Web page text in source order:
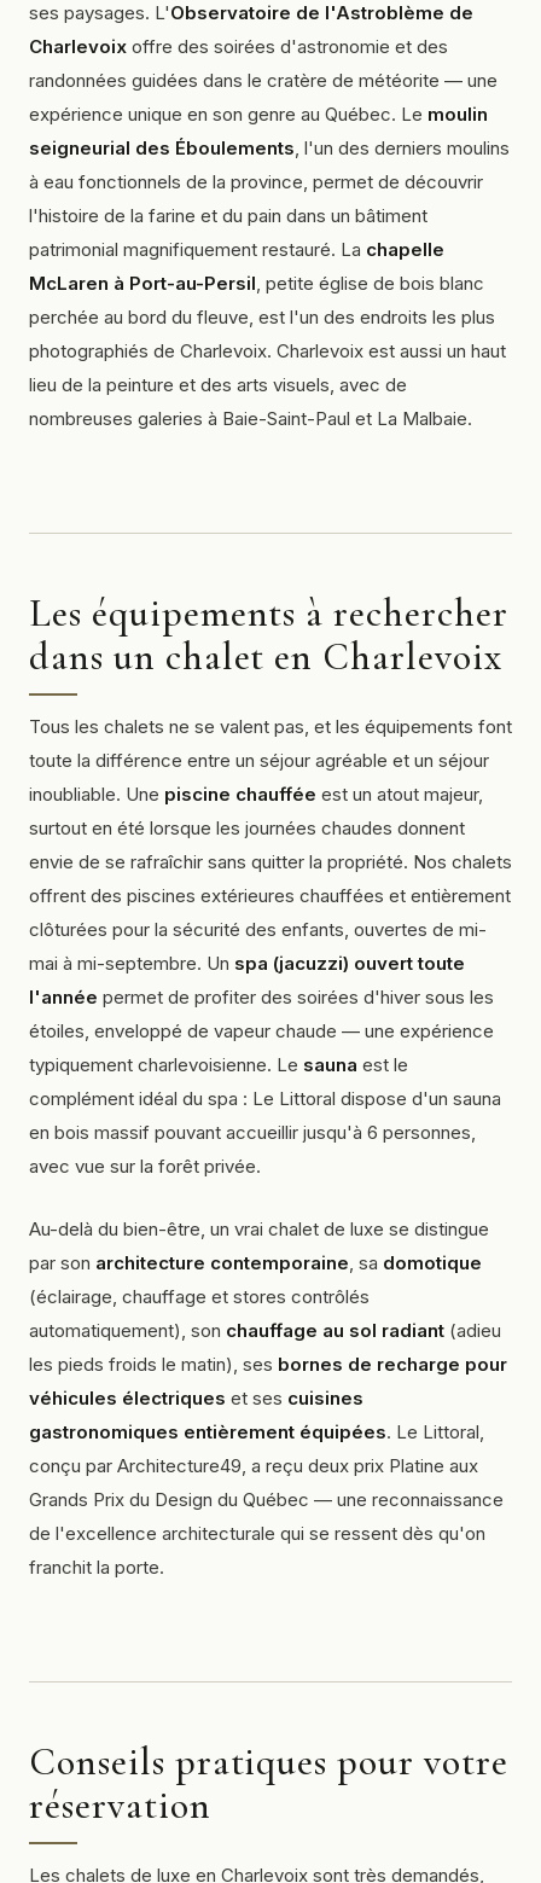
ses paysages. L'Observatoire de l'Astroblème de
Charlevoix offre des soirées d'astronomie et des
randonnées guidées dans le cratère de météorite — une
expérience unique en son genre au Québec. Le moulin
seigneurial des Éboulements, l'un des derniers moulins
à eau fonctionnels de la province, permet de découvrir
l'histoire de la farine et du pain dans un bâtiment
patrimonial magnifiquement restauré. La chapelle
McLaren à Port-au-Persil, petite église de bois blanc
perchée au bord du fleuve, est l'un des endroits les plus
photographiés de Charlevoix. Charlevoix est aussi un haut
lieu de la peinture et des arts visuels, avec de
nombreuses galeries à Baie-Saint-Paul et La Malbaie.
Les équipements à rechercher
dans un chalet en Charlevoix
Tous les chalets ne se valent pas, et les équipements font
toute la différence entre un séjour agréable et un séjour
inoubliable. Une piscine chauffée est un atout majeur,
surtout en été lorsque les journées chaudes donnent
envie de se rafraîchir sans quitter la propriété. Nos chalets
offrent des piscines extérieures chauffées et entièrement
clôturées pour la sécurité des enfants, ouvertes de mi-
mai à mi-septembre. Un spa (jacuzzi) ouvert toute
l'année permet de profiter des soirées d'hiver sous les
étoiles, enveloppé de vapeur chaude — une expérience
typiquement charlevoisienne. Le sauna est le
complément idéal du spa : Le Littoral dispose d'un sauna
en bois massif pouvant accueillir jusqu'à 6 personnes,
avec vue sur la forêt privée.
Au-delà du bien-être, un vrai chalet de luxe se distingue
par son architecture contemporaine, sa domotique
(éclairage, chauffage et stores contrôlés
automatiquement), son chauffage au sol radiant (adieu
les pieds froids le matin), ses bornes de recharge pour
véhicules électriques et ses cuisines
gastronomiques entièrement équipées. Le Littoral,
conçu par Architecture49, a reçu deux prix Platine aux
Grands Prix du Design du Québec — une reconnaissance
de l'excellence architecturale qui se ressent dès qu'on
franchit la porte.
Conseils pratiques pour votre
réservation
Les chalets de luxe en Charlevoix sont très demandés,